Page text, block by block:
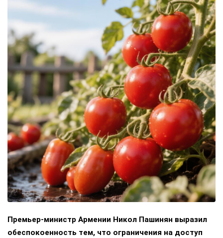
Премьер-министр Армении Никол Пашинян выразил
обеспокоенность тем, что ограничения на доступ